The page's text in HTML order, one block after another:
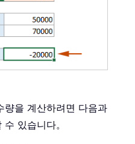
량을 계산하려면 다음과
있습니다。